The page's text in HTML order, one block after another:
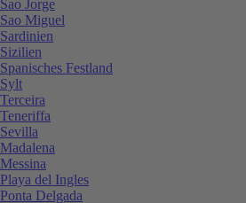
Sao Jorge
Sao Miguel
Sardinien
Sizilien
Spanisches Festland
Sylt
Terceira
Teneriffa
Sevilla
Madalena
Messina
Playa del Ingles
Ponta Delgada